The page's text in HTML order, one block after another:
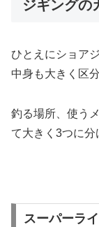
ジギングの
ひとえにショア
中身も大きく区
釣る場所、使う
て大きく3つに分
スーパーラ